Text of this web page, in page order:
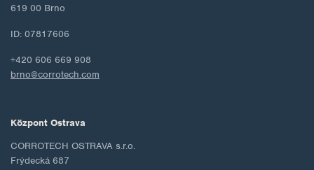
619 00 Brno
ID: 07817606
+420 606 669 908
brno@corrotech.com
Központ Ostrava
CORROTECH OSTRAVA s.r.o.
Frýdecká 687